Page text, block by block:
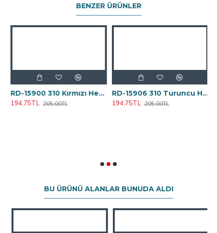
BENZER ÜRÜNLER
RD-15900 310 Kırmızı Hediyelik Set - Metal Tükenmez Kalem - Metal Anahtarlık - Zarf Açacağı
194,75TL 205,00TL
RD-15906 310 Turuncu Hediyelik Set - Metal Tükenmez Kalem - Metal Anahtarlık - Zarf Açacağı
194,75TL 205,00TL
BU ÜRÜNÜ ALANLAR BUNUDA ALDI